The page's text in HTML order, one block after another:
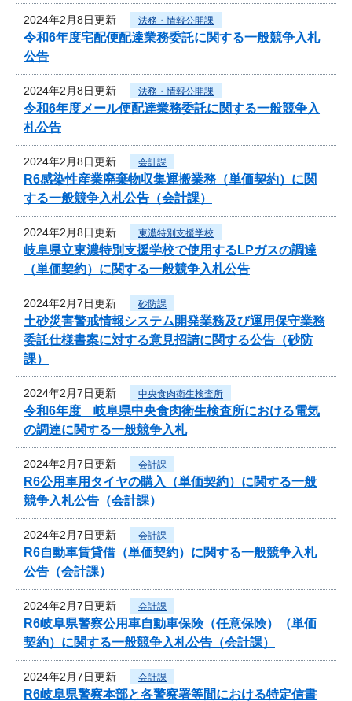
2024年2月8日更新 法務・情報公開課
令和6年度宅配便配達業務委託に関する一般競争入札
公告
2024年2月8日更新 法務・情報公開課
令和6年度メール便配達業務委託に関する一般競争入
札公告
2024年2月8日更新 会計課
R6感染性産業廃棄物収集運搬業務（単価契約）に関
する一般競争入札公告（会計課）
2024年2月8日更新 東濃特別支援学校
岐阜県立東濃特別支援学校で使用するLPガスの調達
（単価契約）に関する一般競争入札公告
2024年2月7日更新 砂防課
土砂災害警戒情報システム開発業務及び運用保守業務
委託仕様書案に対する意見招請に関する公告（砂防
課）
2024年2月7日更新 中央食肉衛生検査所
令和6年度 岐阜県中央食肉衛生検査所における電気
の調達に関する一般競争入札
2024年2月7日更新 会計課
R6公用車用タイヤの購入（単価契約）に関する一般
競争入札公告（会計課）
2024年2月7日更新 会計課
R6自動車賃貸借（単価契約）に関する一般競争入札
公告（会計課）
2024年2月7日更新 会計課
R6岐阜県警察公用車自動車保険（任意保険）（単価
契約）に関する一般競争入札公告（会計課）
2024年2月7日更新 会計課
R6岐阜県警察本部と各警察署等間における特定信書